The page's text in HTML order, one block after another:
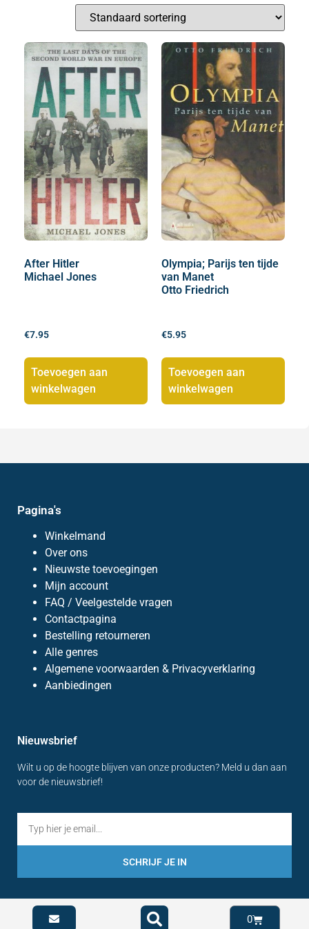
After Hitler
Michael Jones
€7.95
Toevoegen aan
winkelwagen
Olympia; Parijs ten tijde
van Manet
Otto Friedrich
€5.95
Toevoegen aan
winkelwagen
Pagina's
Winkelmand
Over ons
Nieuwste toevoegingen
Mijn account
FAQ / Veelgestelde vragen
Contactpagina
Bestelling retourneren
Alle genres
Algemene voorwaarden & Privacyverklaring
Aanbiedingen
Nieuwsbrief
Wilt u op de hoogte blijven van onze producten? Meld u dan aan
voor de nieuwsbrief!
SCHRIJF JE IN
0